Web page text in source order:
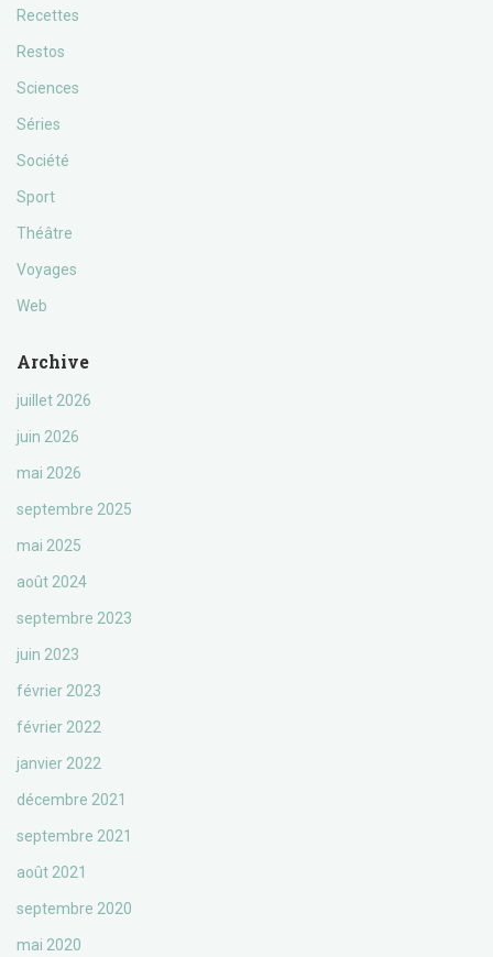
Recettes
Restos
Sciences
Séries
Société
Sport
Théâtre
Voyages
Web
Archive
juillet 2026
juin 2026
mai 2026
septembre 2025
mai 2025
août 2024
septembre 2023
juin 2023
février 2023
février 2022
janvier 2022
décembre 2021
septembre 2021
août 2021
septembre 2020
mai 2020